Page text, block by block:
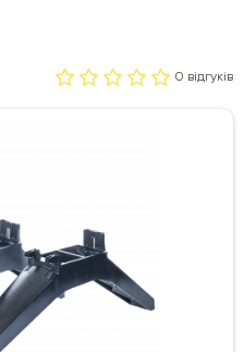
0 відгуків